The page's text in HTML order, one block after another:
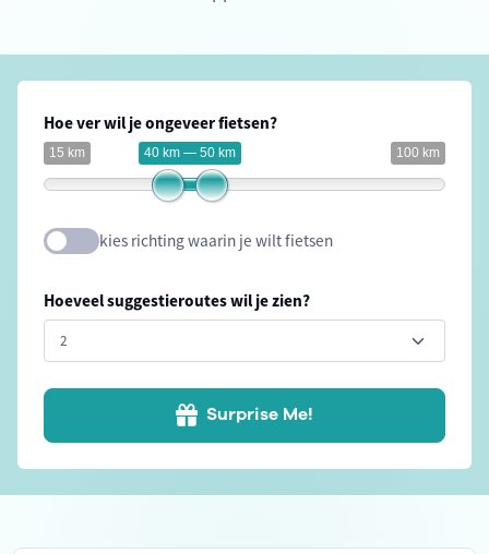
Hoe ver wil je ongeveer fietsen?
15 km 100 km
40 km — 50 km
kies richting waarin je wilt fietsen
Hoeveel suggestieroutes wil je zien?
Surprise Me!